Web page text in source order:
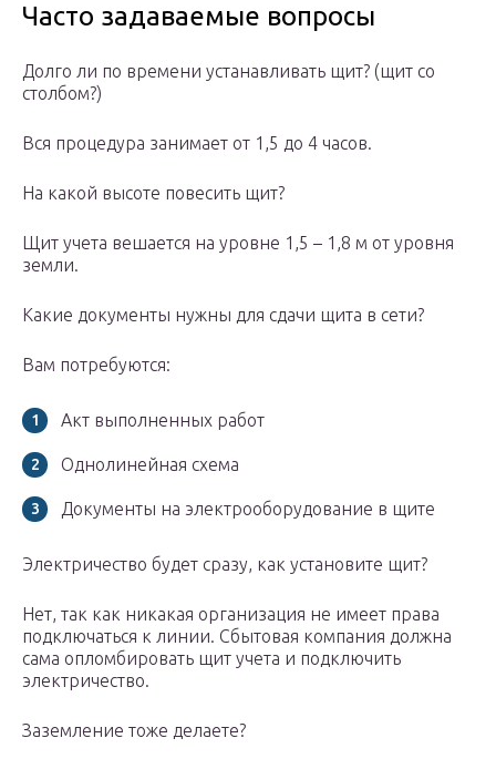
Часто задаваемые вопросы
Долго ли по времени устанавливать щит? (щит со
столбом?)
Вся процедура занимает от 1,5 до 4 часов.
На какой высоте повесить щит?
Щит учета вешается на уровне 1,5 – 1,8 м от уровня
земли.
Какие документы нужны для сдачи щита в сети?
Вам потребуются:
Акт выполненных работ
Однолинейная схема
Документы на электрооборудование в щите
Электричество будет сразу, как установите щит?
Нет, так как никакая организация не имеет права
подключаться к линии. Сбытовая компания должна
сама опломбировать щит учета и подключить
электричество.
Заземление тоже делаете?